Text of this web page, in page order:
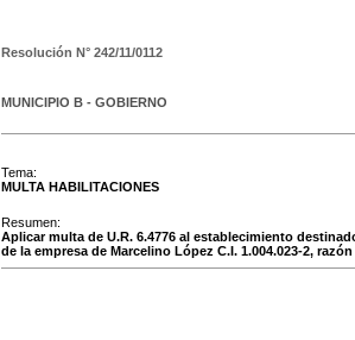
Resolución N° 242/11/0112
MUNICIPIO B - GOBIERNO
Tema:
MULTA HABILITACIONES
Resumen:
Aplicar multa de U.R. 6.4776 al establecimiento
de la empresa de Marcelino López C.I. 1.004.023-2,